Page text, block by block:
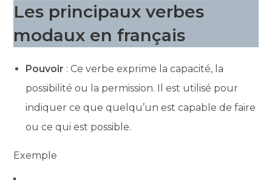
Les principaux verbes
modaux en français
Pouvoir : Ce verbe exprime la capacité, la
possibilité ou la permission. Il est utilisé pour
indiquer ce que quelqu’un est capable de faire
ou ce qui est possible.
Exemple